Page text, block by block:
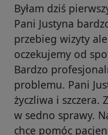
Byłam dziś
Pani Justyna
przebieg wizyty
oczekujemy od
Bardzo
problemu. Pani
życzliwa i szczera.
w sedno sprawy.
chce pomóc